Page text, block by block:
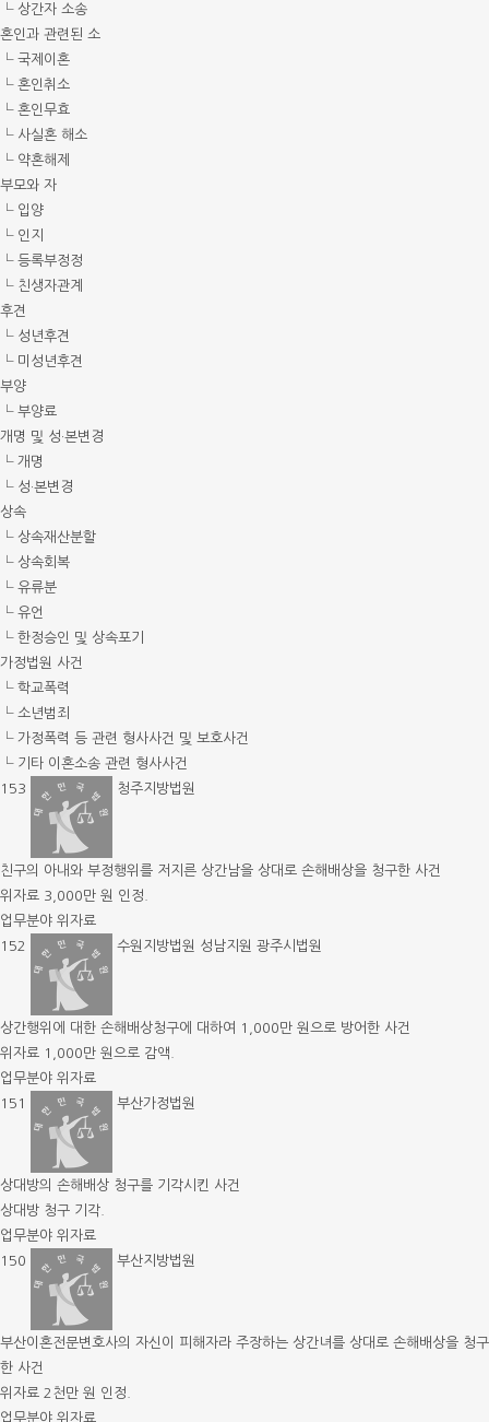
└ 상간자 소송
혼인과 관련된 소
└ 국제이혼
└ 혼인취소
└ 혼인무효
└ 사실혼 해소
└ 약혼해제
부모와 자
└ 입양
└ 인지
└ 등록부정정
└ 친생자관계
후견
└ 성년후견
└ 미성년후견
부양
└ 부양료
개명 및 성·본변경
└ 개명
└ 성·본변경
상속
└ 상속재산분할
└ 상속회복
└ 유류분
└ 유언
└ 한정승인 및 상속포기
가정법원 사건
└ 학교폭력
└ 소년범죄
└ 가정폭력 등 관련 형사사건 및 보호사건
└ 기타 이혼소송 관련 형사사건
153
청주지방법원
친구의 아내와 부정행위를 저지른 상간남을 상대로 손해배상을 청구한 사건
위자료 3,000만 원 인정.
업무분야 위자료
152
수원지방법원 성남지원 광주시법원
상간행위에 대한 손해배상청구에 대하여 1,000만 원으로 방어한 사건
위자료 1,000만 원으로 감액.
업무분야 위자료
151
부산가정법원
상대방의 손해배상 청구를 기각시킨 사건
상대방 청구 기각.
업무분야 위자료
150
부산지방법원
부산이혼전문변호사의 자신이 피해자라 주장하는 상간녀를 상대로 손해배상을 청구
한 사건
위자료 2천만 원 인정.
업무분야 위자료